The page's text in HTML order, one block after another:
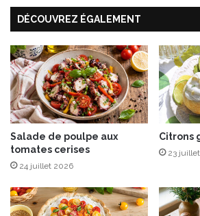
t
®
r
é
d
u
i
t
e
n
s
e
n
o
DÉCOUVREZ ÉGALEMENT
Salade de poulpe aux
tomates cerises
24 juillet 2026
Citrons
23